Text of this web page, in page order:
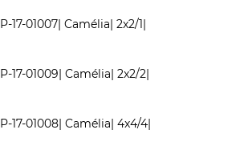
P-17-01007| Camélia| 2x2/1|
P-17-01009| Camélia| 2x2/2|
P-17-01008| Camélia| 4x4/4|